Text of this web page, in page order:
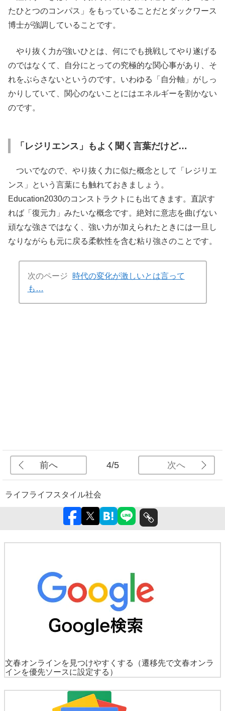
たひとつのコンパス」をもっていることだとダックワース
博士が強調していることです。
やり抜く力が強いひとは、何にでも挑戦してやり遂げる
のではなくて、自分にとっての究極的な関心事があり、そ
れをぶらさないというのです。いわゆる「自分軸」がしっ
かりしていて、関心のないことにはエネルギーを割かない
のです。
「レジリエンス」もよく聞く言葉だけど…
ついでなので、やり抜く力に似た概念として「レジリエ
ンス」という言葉にも触れておきましょう。
Education2030のコンストラクトにも出てきます。直訳す
れば「復元力」みたいな概念です。絶対に意志を曲げない
頑なな強さではなく、強い力が加えられたときには一旦し
なりながらも元に戻る柔軟性を含む粘り強さのことです。
次のページ
時代の変化が激しいとは言って
も…
前へ 4/5 次へ
ライフライフスタイル社会
文春オンラインを見つけやすくする
（遷移先で文春オンラ
インを優先ソースに設定する）